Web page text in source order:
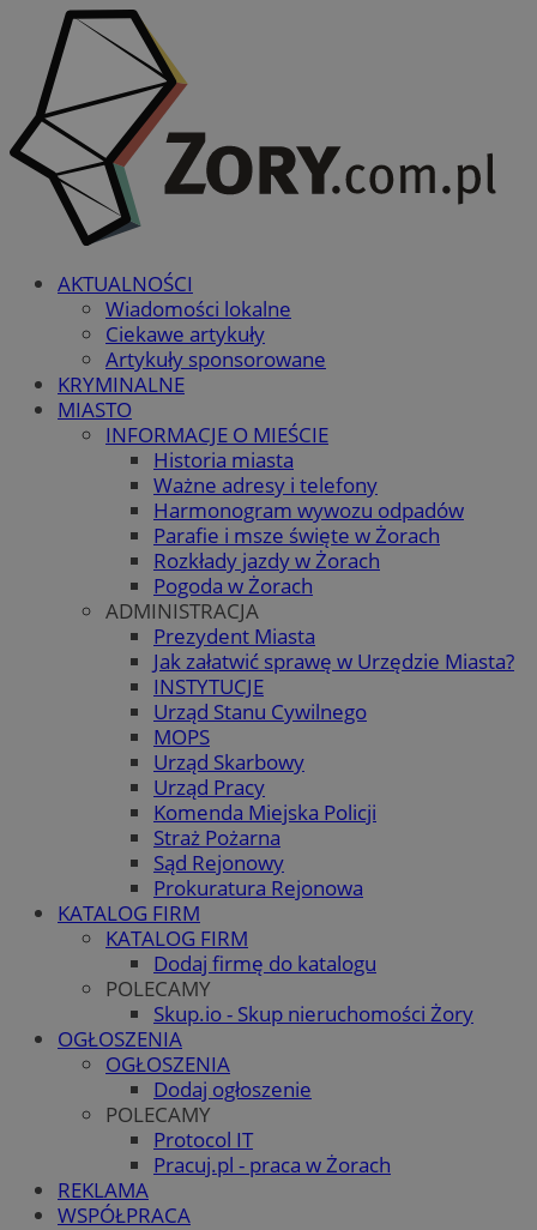
AKTUALNOŚCI
Wiadomości lokalne
Ciekawe artykuły
Artykuły sponsorowane
KRYMINALNE
MIASTO
INFORMACJE O MIEŚCIE
Historia miasta
Ważne adresy i telefony
Harmonogram wywozu odpadów
Parafie i msze święte w Żorach
Rozkłady jazdy w Żorach
Pogoda w Żorach
ADMINISTRACJA
Prezydent Miasta
Jak załatwić sprawę w Urzędzie Miasta?
INSTYTUCJE
Urząd Stanu Cywilnego
MOPS
Urząd Skarbowy
Urząd Pracy
Komenda Miejska Policji
Straż Pożarna
Sąd Rejonowy
Prokuratura Rejonowa
KATALOG FIRM
KATALOG FIRM
Dodaj firmę do katalogu
POLECAMY
Skup.io - Skup nieruchomości Żory
OGŁOSZENIA
OGŁOSZENIA
Dodaj ogłoszenie
POLECAMY
Protocol IT
Pracuj.pl - praca w Żorach
REKLAMA
WSPÓŁPRACA